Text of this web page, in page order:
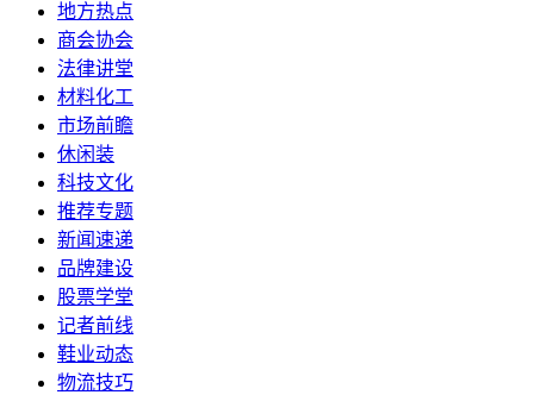
地方热点
商会协会
法律讲堂
材料化工
市场前瞻
休闲装
科技文化
推荐专题
新闻速递
品牌建设
股票学堂
记者前线
鞋业动态
物流技巧